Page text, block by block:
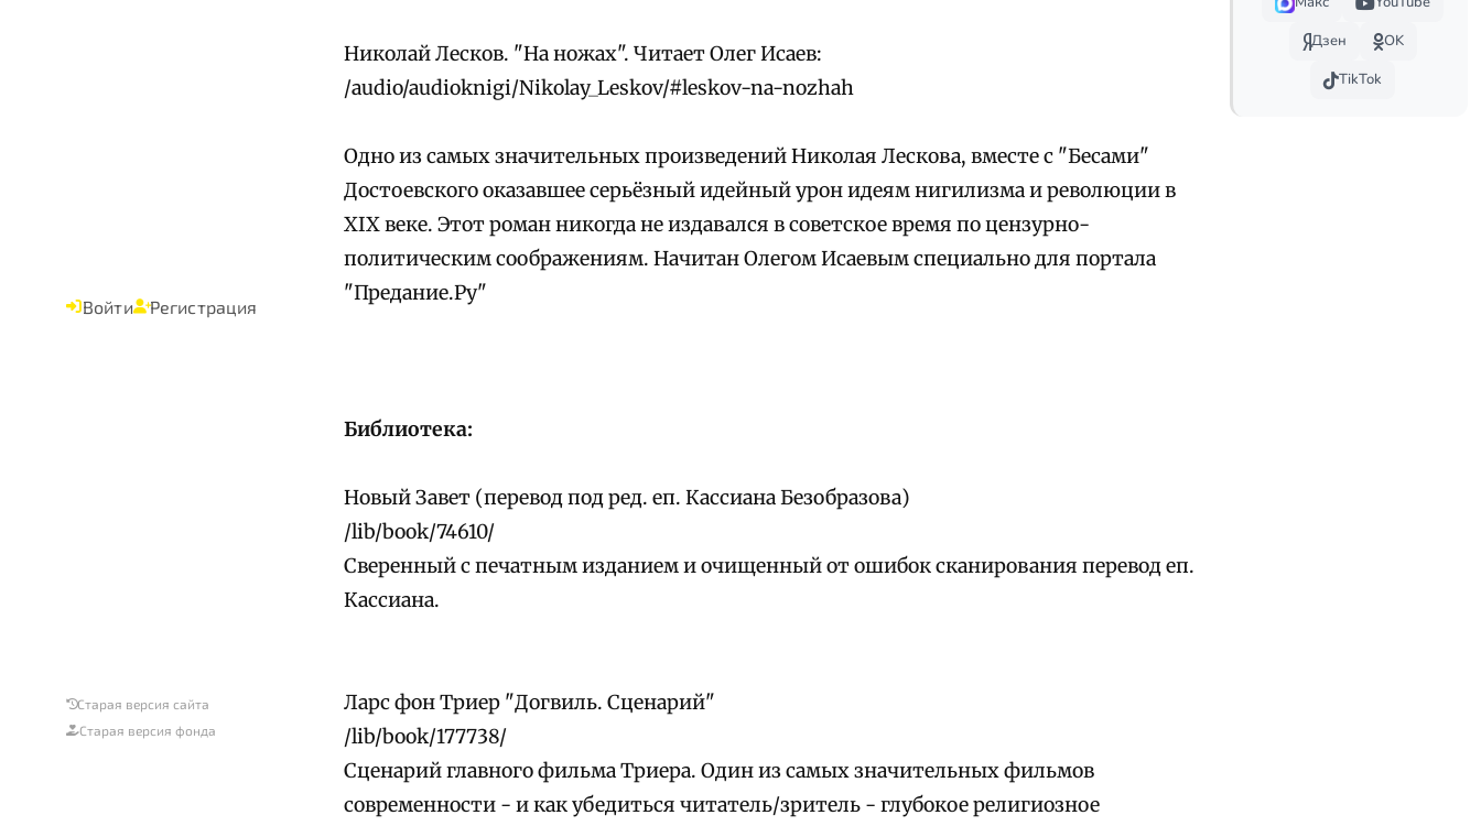
Войти Регистрация
Старая версия сайта
Старая версия фонда
Николай Лесков. "На ножах". Читает Олег Исаев:
/audio/audioknigi/Nikolay_Leskov/#leskov-na-nozhah
Одно из самых значительных произведений Николая Лескова, вместе с "Бесами"
Достоевского оказавшее серьёзный идейный урон идеям нигилизма и революции в
XIX веке. Этот роман никогда не издавался в советское время по цензурно-
политическим соображениям. Начитан Олегом Исаевым специально для портала
"Предание.Ру"
Библиотека:
Новый Завет (перевод под ред. еп. Кассиана Безобразова)
/lib/book/74610/
Сверенный с печатным изданием и очищенный от ошибок сканирования перевод еп.
Кассиана.
Ларс фон Триер "Догвиль. Сценарий"
/lib/book/177738/
Сценарий главного фильма Триера. Один из самых значительных фильмов
современности - и как убедиться читатель/зритель - глубокое религиозное
Дзен
OK
TikTok